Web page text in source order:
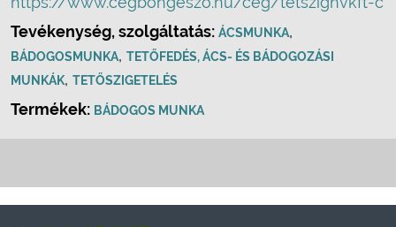
Tevékenység, szolgáltatás: ÁCSMUNKA,
BÁDOGOSMUNKA, TETŐFEDÉS, ÁCS- ÉS BÁDOGOZÁSI
MUNKÁK, TETŐSZIGETELÉS
Termékek: BÁDOGOS MUNKA